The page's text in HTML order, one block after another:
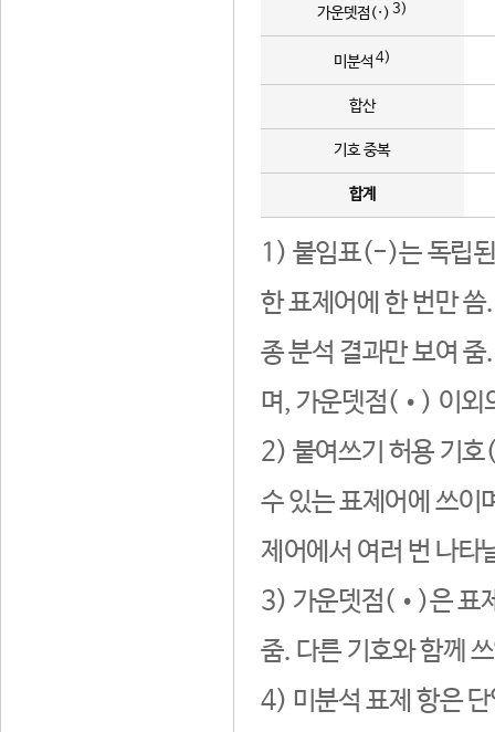
가운뎃점(·) 3)
미분석 4)
합산
기호 중복
합계
1) 붙임표(-)는 독립된
한 표제어에 한 번만
종 분석 결과만 보여
며, 가운뎃점(•) 이외
2) 붙여쓰기 허용 기호
수 있는 표제어에 쓰이
제어에서 여러 번 나타
3) 가운뎃점(•)은 표
줌. 다른 기호와 함께
4) 미분석 표제 항은